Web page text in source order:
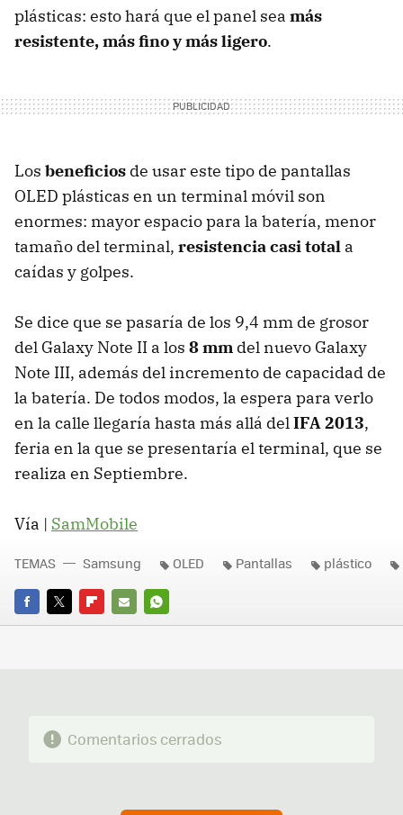
plásticas: esto hará que el panel sea más
resistente, más fino y más ligero.
Los beneficios de usar este tipo de pantallas
OLED plásticas en un terminal móvil son
enormes: mayor espacio para la batería, menor
tamaño del terminal, resistencia casi total a
caídas y golpes.
Se dice que se pasaría de los 9,4 mm de grosor
del Galaxy Note II a los 8 mm del nuevo Galaxy
Note III, además del incremento de capacidad de
la batería. De todos modos, la espera para verlo
en la calle llegaría hasta más allá delIFA 2013,
feria en la que se presentaría el terminal, que se
realiza en Septiembre.
Vía | SamMobile
FACEBOOK
TWITTERFLIPBOARD
E-
WHATSAPP
TEMAS Samsung OLED Pantallas plástico
Comentarios cerrados